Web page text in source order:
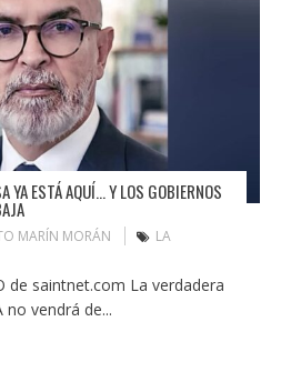
YA ESTÁ AQUÍ… Y LOS GOBIERNOS
MARÍN MORÁN
LA
de saintnet.com La verdadera
vendrá de...